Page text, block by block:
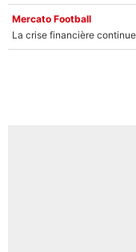
Mercato Football